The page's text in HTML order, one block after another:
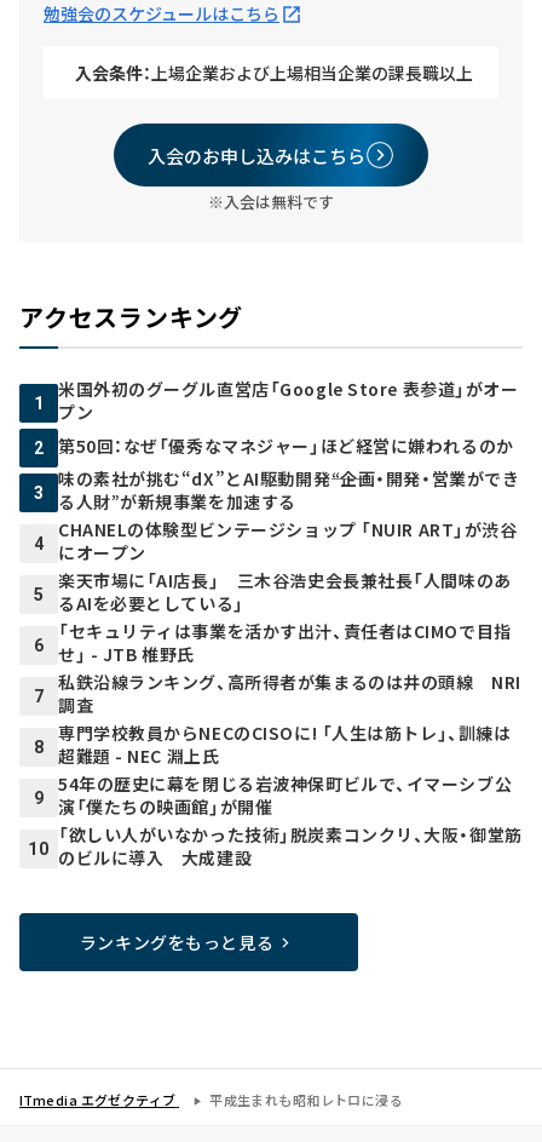
勉強会のスケジュールはこちら
入会条件：上場企業および上場相当企業の課長職以上
入会のお申し込みはこちら
※入会は無料です
アクセスランキング
1
米国外初のグーグル直営店「Google Store 表参道」がオー
プン
2 第50回：なぜ「優秀なマネジャー」ほど経営に嫌われるのか
3
味の素社が挑む“dX”とAI駆動開発――“企画・開発・営業ができ
る人財”が新規事業を加速する
4
CHANELの体験型ビンテージショップ 「NUIR ART」が渋谷
にオープン
5
楽天市場に「AI店長」 三木谷浩史会長兼社長「人間味のあ
るAIを必要としている」
6
「セキュリティは事業を活かす出汁、責任者はCIMOで目指
せ」 - JTB 椎野氏
7
私鉄沿線ランキング、高所得者が集まるのは井の頭線 NRI
調査
8
専門学校教員からNECのCISOに! 「人生は筋トレ」、訓練は
超難題 - NEC 淵上氏
9
54年の歴史に幕を閉じる岩波神保町ビルで、イマーシブ公
演「僕たちの映画館」が開催
10
「欲しい人がいなかった技術」脱炭素コンクリ、大阪・御堂筋
のビルに導入 大成建設
ランキングをもっと見る
ITmedia エグゼクティブ 平成生まれも昭和レトロに浸る